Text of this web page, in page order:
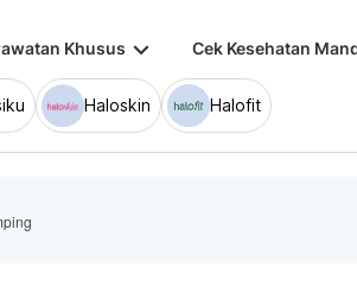
Khusus keyboard_arrow_down Cek Kesehatan
Haloskin Halofit